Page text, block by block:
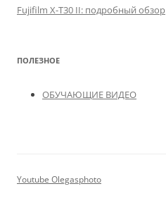
Fujifilm X-T30 II: подробный обзор
ПОЛЕЗНОЕ
ОБУЧАЮЩИЕ ВИДЕО
Youtube Olegasphoto